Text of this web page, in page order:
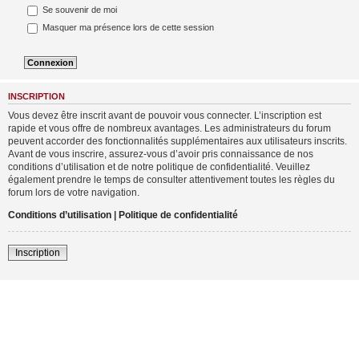
Se souvenir de moi
Masquer ma présence lors de cette session
INSCRIPTION
Vous devez être inscrit avant de pouvoir vous connecter. L’inscription est
rapide et vous offre de nombreux avantages. Les administrateurs du forum
peuvent accorder des fonctionnalités supplémentaires aux utilisateurs inscrits.
Avant de vous inscrire, assurez-vous d’avoir pris connaissance de nos
conditions d’utilisation et de notre politique de confidentialité. Veuillez
également prendre le temps de consulter attentivement toutes les règles du
forum lors de votre navigation.
Conditions d’utilisation | Politique de confidentialité
Inscription